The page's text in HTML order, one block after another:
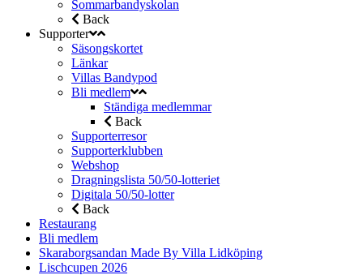
Sommarbandyskolan
Back
Supporter
Säsongskortet
Länkar
Villas Bandypod
Bli medlem
Ständiga medlemmar
Back
Supporterresor
Supporterklubben
Webshop
Dragningslista 50/50-lotteriet
Digitala 50/50-lotter
Back
Restaurang
Bli medlem
Skaraborgsandan Made By Villa Lidköping
Lischcupen 2026